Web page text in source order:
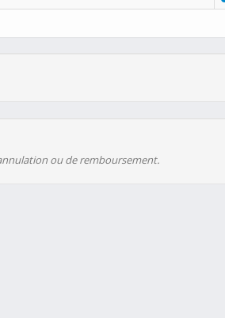
ou de remboursement.